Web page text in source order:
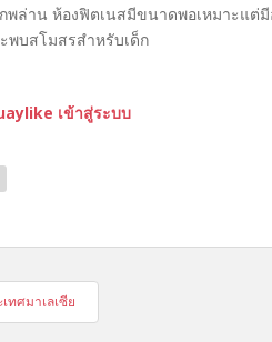
พล่าน ห้องฟิตเนสมีขนาดพอเหมาะแต่
บสโมสรสำหรับเด็ก
เข้าสู่ระบบ
ทศมาเลเซีย